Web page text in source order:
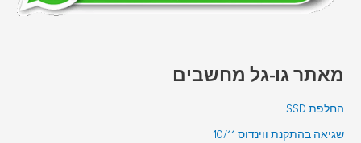
מאתר גו-גל מחשבים
החלפת SSD
שגיאה בהתקנת ווינדוס 10/11